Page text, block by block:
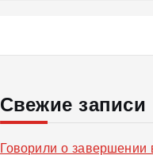
Свежие записи
Говорили о завершении